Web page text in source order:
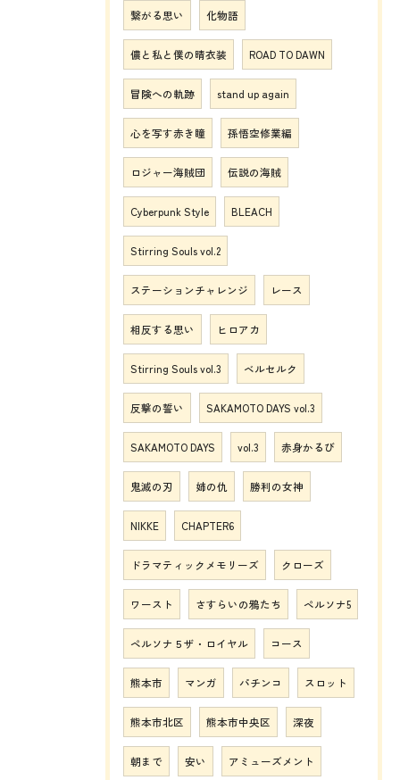
繋がる思い 化物語
儂と私と僕の晴衣装 ROAD TO DAWN
冒険への軌跡 stand up again
心を写す赤き瞳 孫悟空修業編
ロジャー海賊団 伝説の海賊
Cyberpunk Style BLEACH
Stirring Souls vol.2
ステーションチャレンジ レース
相反する思い ヒロアカ
Stirring Souls vol.3 ベルセルク
反撃の誓い SAKAMOTO DAYS vol.3
SAKAMOTO DAYS vol.3 赤身かるび
鬼滅の刃 姉の仇 勝利の女神
NIKKE CHAPTER6
ドラマティックメモリーズ クローズ
ワースト さすらいの鴉たち ペルソナ5
ペルソナ５ザ・ロイヤル コース
熊本市 マンガ パチンコ スロット
熊本市北区 熊本市中央区 深夜
朝まで 安い アミューズメント